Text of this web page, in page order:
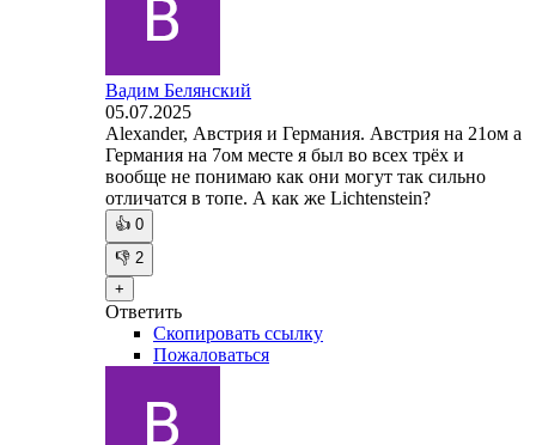
Вадим Белянский
05.07.2025
Alexander, Австрия и Германия. Австрия на 21ом а
Германия на 7ом месте я был во всех трёх и
вообще не понимаю как они могут так сильно
отличатся в топе. А как же Lichtenstein?
👍 0
👎 2
+
Ответить
Скопировать ссылку
Пожаловаться